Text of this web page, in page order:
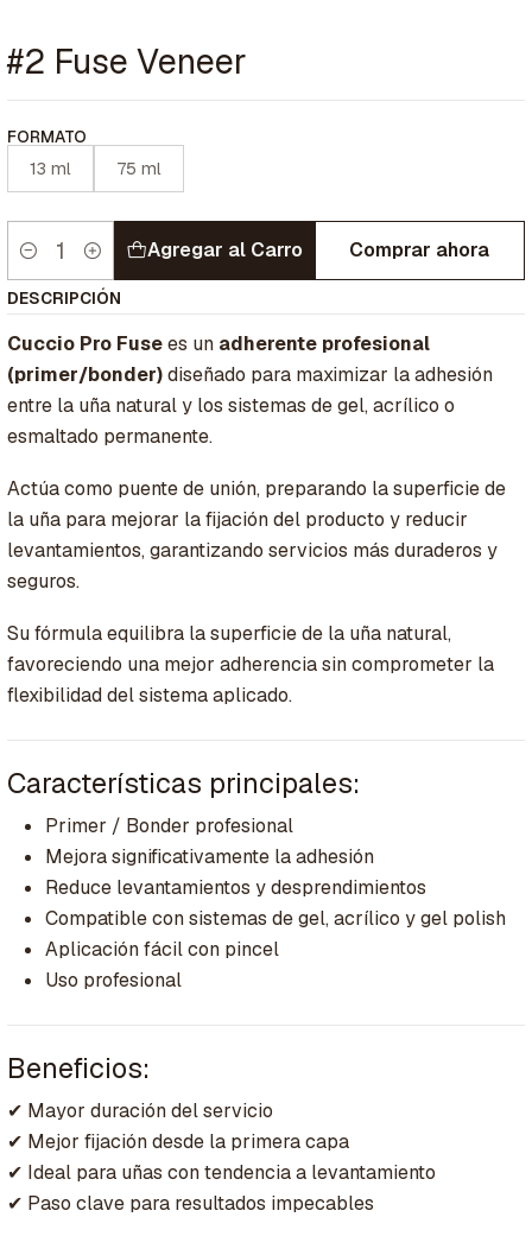
#2 Fuse Veneer
FORMATO
13 ml
75 ml
Cantidad
Agregar al Carro Comprar ahora
DESCRIPCIÓN
Cuccio Pro Fusees un adherente profesional
(primer/bonder)diseñado para maximizar la adhesión
entre la uña natural y los sistemas de gel, acrílico o
esmaltado permanente.
Actúa como puente de unión, preparando la superficie de
la uña para mejorar la fijación del producto y reducir
levantamientos, garantizando servicios más duraderos y
seguros.
Su fórmula equilibra la superficie de la uña natural,
favoreciendo una mejor adherencia sin comprometer la
flexibilidad del sistema aplicado.
Características principales:
Primer / Bonder profesional
Mejora significativamente la adhesión
Reduce levantamientos y desprendimientos
Compatible con sistemas de gel, acrílico y gel polish
Aplicación fácil con pincel
Uso profesional
Beneficios:
✔ Mayor duración del servicio
✔ Mejor fijación desde la primera capa
✔ Ideal para uñas con tendencia a levantamiento
✔ Paso clave para resultados impecables